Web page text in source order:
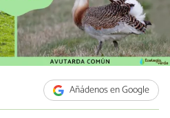
Añádenos en Google